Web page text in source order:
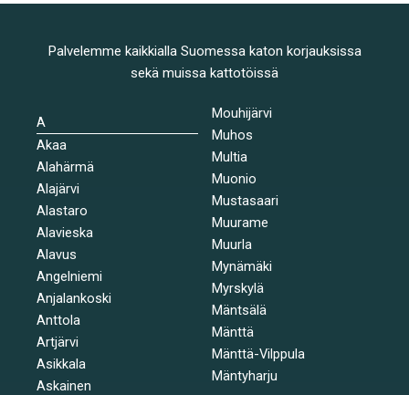
Palvelemme kaikkialla Suomessa katon korjauksissa
sekä muissa kattotöissä
A
Akaa
Alahärmä
Alajärvi
Alastaro
Alavieska
Alavus
Angelniemi
Anjalankoski
Anttola
Artjärvi
Asikkala
Askainen
Mouhijärvi
Muhos
Multia
Muonio
Mustasaari
Muurame
Muurla
Mynämäki
Myrskylä
Mäntsälä
Mänttä
Mänttä-Vilppula
Mäntyharju